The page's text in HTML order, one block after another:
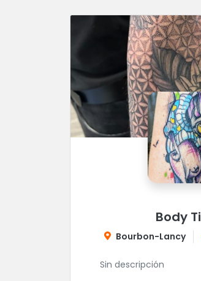
Body
Bourbon-Lancy
Sin descripción